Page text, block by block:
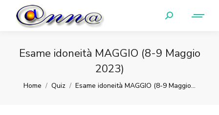
Esame idoneità MAGGIO (8-9 Maggio
2023)
You are here:
Home Quiz Esame idoneità MAGGIO (8-9 Maggio…